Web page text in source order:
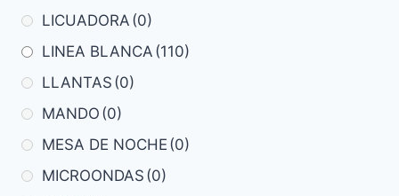
LICUADORA (0)
LINEA BLANCA (110)
LLANTAS (0)
MANDO (0)
MESA DE NOCHE (0)
MICROONDAS (0)